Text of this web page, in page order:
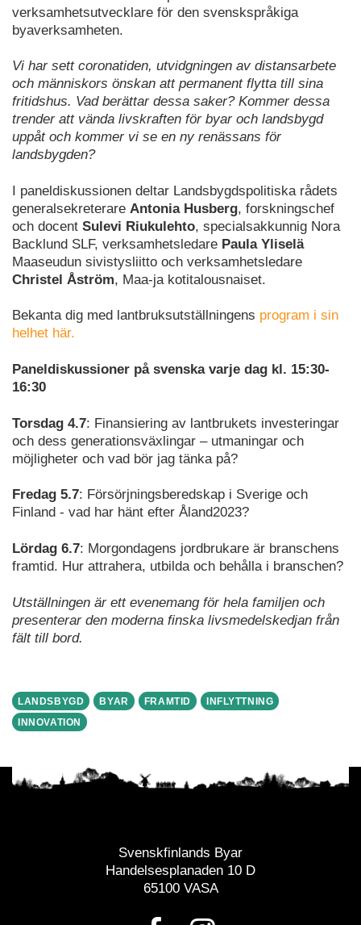
LANDSBYGD BYAR FRAMTID
INFLYTTNING
INNOVATION
verksamhetsutvecklare för den svenskspråkiga
byaverksamheten.
Vi har sett coronatiden, utvidgningen av distansarbete
och människors önskan att permanent flytta till sina
fritidshus. Vad berättar dessa saker? Kommer dessa
trender att vända livskraften för byar och landsbygd
uppåt och kommer vi se en ny renässans för
landsbygden?
I paneldiskussionen deltar Landsbygdspolitiska rådets
generalsekreterare Antonia Husberg, forskningschef
och docent Sulevi Riukulehto, specialsakkunnig Nora
Backlund SLF, verksamhetsledare Paula Yliselä
Maaseudun sivistysliitto och verksamhetsledare
Christel Åström, Maa-ja kotitalousnaiset.
Bekanta dig med lantbruksutställningens program i sin
helhet här.
Paneldiskussioner på svenska varje dag kl. 15:30-
16:30
Torsdag 4.7: Finansiering av lantbrukets investeringar
och dess generationsväxlingar – utmaningar och
möjligheter och vad bör jag tänka på?
Fredag 5.7: Försörjningsberedskap i Sverige och
Finland - vad har hänt efter Åland2023?
Lördag 6.7: Morgondagens jordbrukare är branschens
framtid. Hur attrahera, utbilda och behålla i branschen?
Utställningen är ett evenemang för hela familjen och
presenterar den moderna finska livsmedelskedjan från
fält till bord.
Svenskfinlands Byar
Handelsesplanaden 10 D
65100 VASA